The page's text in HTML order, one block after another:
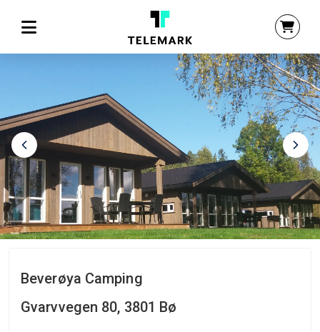
Beverøya Camping
Gvarvvegen 80, 3801 Bø